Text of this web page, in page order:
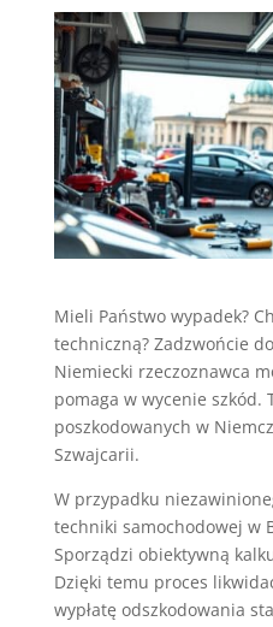
Mieli Państwo wypadek?
techniczną? Zadzwońcie
Niemiecki rzeczoznawca
pomaga w wycenie szkód.
poszkodowanych w
Szwajcarii.
W przypadku
techniki samochodowej w
Sporządzi obiektywną
Dzięki temu proces
wypłatę odszkodowania